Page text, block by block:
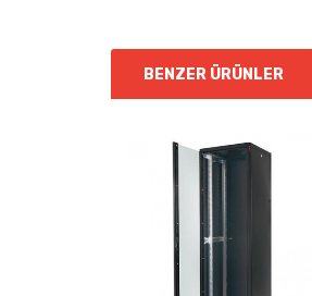
BENZER ÜRÜNLER